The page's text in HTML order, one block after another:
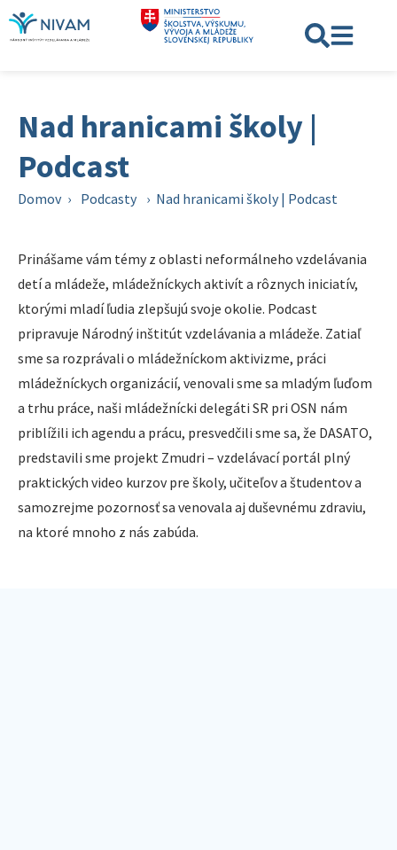
Nad hranicami školy |
Podcast
Domov › Podcasty › Nad hranicami školy | Podcast
Prinášame vám témy z oblasti neformálneho vzdelávania
detí a mládeže, mládežníckych aktivít a rôznych iniciatív,
ktorými mladí ľudia zlepšujú svoje okolie. Podcast
pripravuje Národný inštitút vzdelávania a mládeže. Zatiaľ
sme sa rozprávali o mládežníckom aktivizme, práci
mládežníckych organizácií, venovali sme sa mladým ľuďom
a trhu práce, naši mládežnícki delegáti SR pri OSN nám
priblížili ich agendu a prácu, presvedčili sme sa, že DASATO,
predstavili sme projekt Zmudri – vzdelávací portál plný
praktických video kurzov pre školy, učiteľov a študentov a
samozrejme pozornosť sa venovala aj duševnému zdraviu,
na ktoré mnoho z nás zabúda.